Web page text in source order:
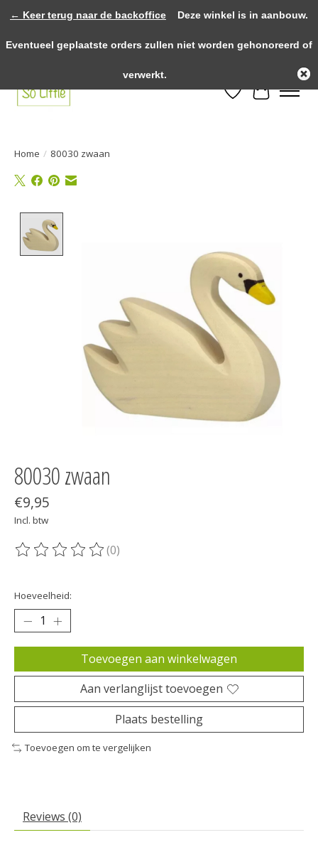
vanaf €75,- binnen NL! >>>> Fysieke winkel in Heythuysen!
Verlanglijst
Home / 80030 zwaan
80030 zwaan
€9,95
Incl. btw
De beoordeling van dit product is
(0)
Hoeveelheid:
Toevoegen aan winkelwagen
Aan verlanglijst toevoegen
Plaats bestelling
Toevoegen om te vergelijken
Reviews (0)
← Keer terug naar de backoffice Deze winkel is in aanbouw.
Eventueel geplaatste orders zullen niet worden gehonoreerd of
verwerkt.